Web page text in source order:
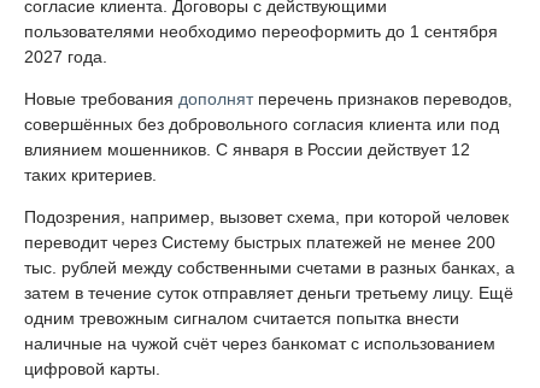
согласие клиента. Договоры с действующими
пользователями необходимо переоформить до 1 сентября
2027 года.
Новые требования дополнятперечень признаков переводов,
совершённых без добровольного согласия клиента или под
влиянием мошенников. С января в России действует 12
таких критериев.
Подозрения, например, вызовет схема, при которой человек
переводит через Систему быстрых платежей не менее 200
тыс. рублей между собственными счетами в разных банках, а
затем в течение суток отправляет деньги третьему лицу. Ещё
одним тревожным сигналом считается попытка внести
наличные на чужой счёт через банкомат с использованием
цифровой карты.